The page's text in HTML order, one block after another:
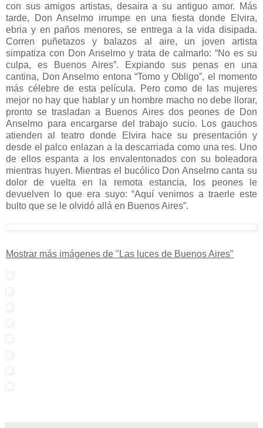
con sus amigos artistas, desaira a su antiguo amor. Más
tarde, Don Anselmo irrumpe en una fiesta donde Elvira,
ebria y en paños menores, se entrega a la vida disipada.
Corren puñetazos y balazos al aire, un joven artista
simpatiza con Don Anselmo y trata de calmarlo: “No es su
culpa, es Buenos Aires”. Expiando sus penas en una
cantina, Don Anselmo entona “Tomo y Obligo”, el momento
más célebre de esta película. Pero como de las mujeres
mejor no hay que hablar y un hombre macho no debe llorar,
pronto se trasladan a Buenos Aires dos peones de Don
Anselmo para encargarse del trabajo sucio. Los gauchos
atienden al teatro donde Elvira hace su presentación y
desde el palco enlazan a la descarriada como una res. Uno
de ellos espanta a los envalentonados con su boleadora
mientras huyen. Mientras el bucólico Don Anselmo canta su
dolor de vuelta en la remota estancia, los peones le
devuelven lo que era suyo: “Aquí venimos a traerle este
bulto que se le olvidó allá en Buenos Aires”.
Mostrar más imágenes de "Las luces de Buenos Aires"